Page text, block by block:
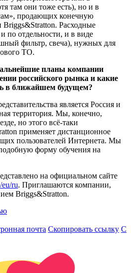
там они тоже есть), но и в
продающих конечную
Расходные
по отдельности, и в виде
фильтр, свеча), нужных для
ТО.
планы компании
российского рынка и какие
в ближайшем будущем?
является Россия и
территория. Мы, конечно,
но этого всё-таки
применяет дистанционное
пользователей Интернета. Мы
форму обучения на
на официальном сайте
eu/ru. Приглашаются компании,
Briggs&Stratton.
почта Скопировать ссылку С